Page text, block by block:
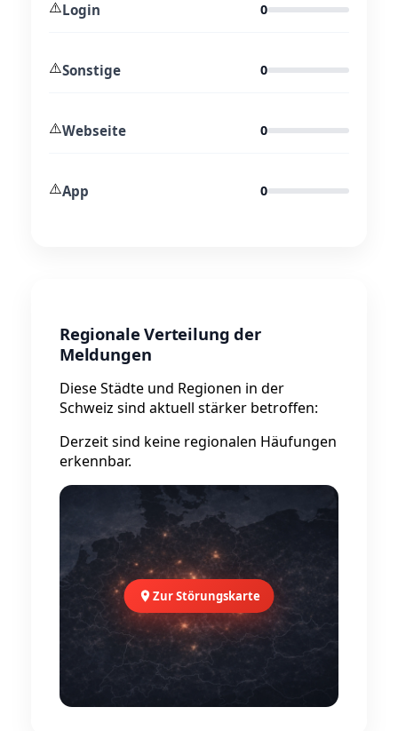
⚠️Login 0
⚠️Sonstige 0
⚠️Webseite 0
⚠️App 0
Regionale Verteilung der
Meldungen
Diese Städte und Regionen in der
Schweiz sind aktuell stärker betroffen:
Derzeit sind keine regionalen Häufungen
erkennbar.
Zur Störungskarte